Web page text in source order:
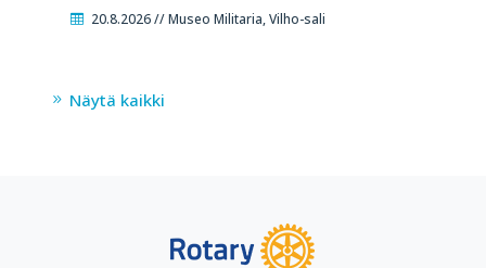
20.8.2026 // Museo Militaria, Vilho-sali
Näytä kaikki